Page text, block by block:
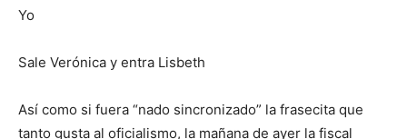
Yo
Sale Verónica y entra Lisbeth
Así como si fuera “nado sincronizado” la frasecita que
tanto gusta al oficialismo, la mañana de ayer la fiscal